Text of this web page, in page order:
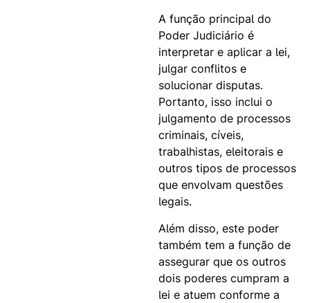
A função principal do
Poder Judiciário é
interpretar e aplicar a lei,
julgar conflitos e
solucionar disputas.
Portanto, isso inclui o
julgamento de processos
criminais, cíveis,
trabalhistas, eleitorais e
outros tipos de processos
que envolvam questões
legais.
Além disso, este poder
também tem a função de
assegurar que os outros
dois poderes cumpram a
lei e atuem conforme a